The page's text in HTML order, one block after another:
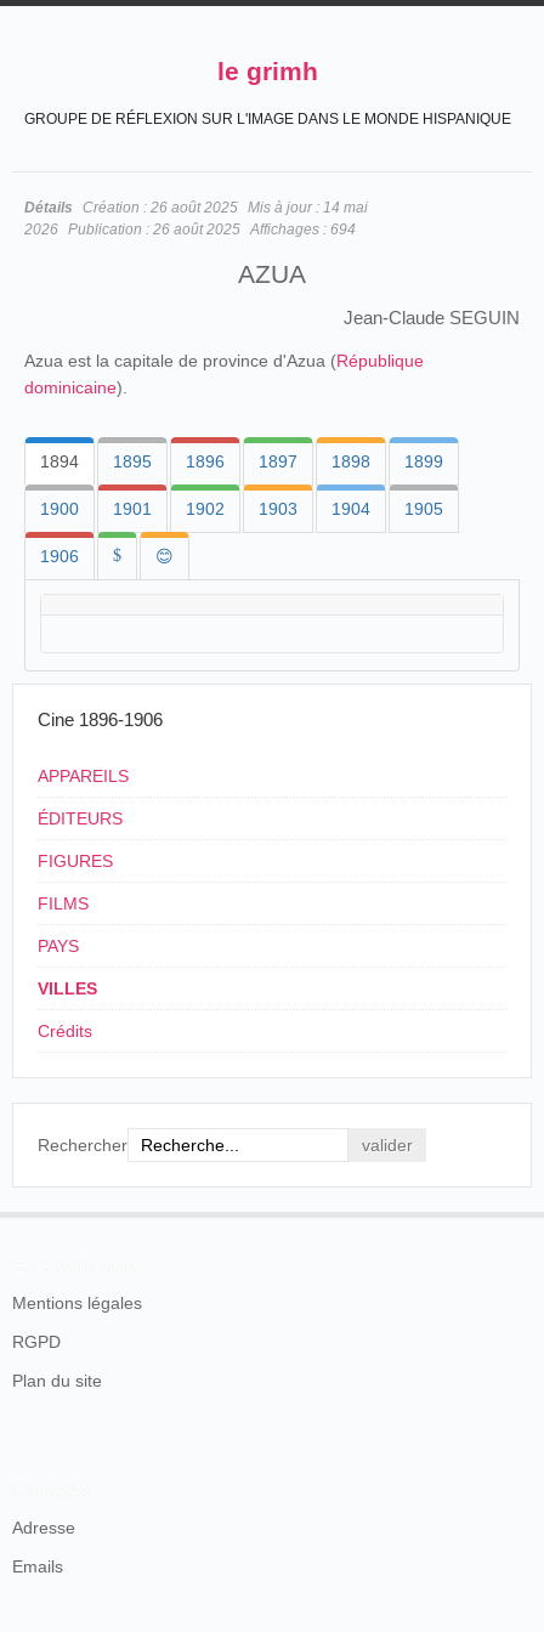
le grimh
GROUPE DE RÉFLEXION SUR L'IMAGE DANS LE MONDE HISPANIQUE
Détails Création : 26 août 2025 Mis à jour : 14 mai
2026 Publication : 26 août 2025 Affichages : 694
AZUA
Jean-Claude SEGUIN
Azua est la capitale de province d'Azua (République
dominicaine).
1894 1895 1896 1897 1898 1899
1900 1901 1902 1903 1904 1905
1906 $ 😊
Cine 1896-1906
APPAREILS
ÉDITEURS
FIGURES
FILMS
PAYS
VILLES
Crédits
Rechercher
Mentions légales
RGPD
Plan du site
Adresse
Emails